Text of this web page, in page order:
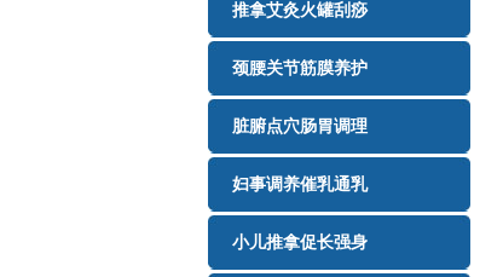
推拿艾灸火罐刮痧
颈腰关节筋膜养护
脏腑点穴肠胃调理
妇事调养催乳通乳
小儿推拿促长强身